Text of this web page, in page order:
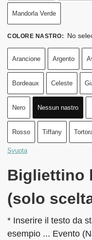
Mandorla Verde
COLORE NASTRO: No
Arancione Argento
Bordeaux Celeste
Nero Nessun nastro
Rosso Tiffany
Svuota
Bigliettino
(solo
* Inserire il testo da
esempio ... Evento